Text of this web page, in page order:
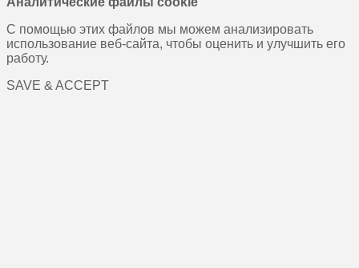
С помощью этих файлов мы можем анализировать
использование веб-сайта, чтобы оценить и улучшить его
работу.
SAVE & ACCEPT